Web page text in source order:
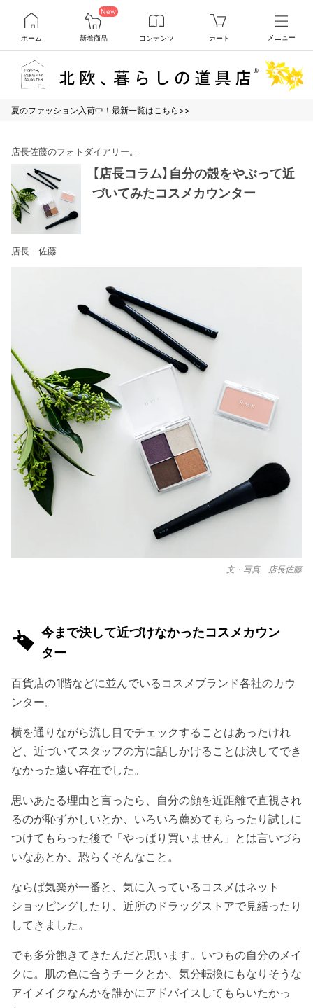
ホーム
New
新着商品 コンテンツ カート メニュー
夏のファッション入荷中！最新一覧はこちら>>
店長佐藤のフォトダイアリー。
【店長コラム】自分の殻をやぶって近
づいてみたコスメカウンター
店長 佐藤
文・写真 店長佐藤
今まで決して近づけなかったコスメカウン
ター
百貨店の1階などに並んでいるコスメブランド各社のカウ
ンター。
横を通りながら流し目でチェックすることはあったけれ
ど、近づいてスタッフの方に話しかけることは決してでき
なかった遠い存在でした。
思いあたる理由と言ったら、自分の顔を近距離で直視され
るのが恥ずかしいとか、いろいろ薦めてもらったり試しに
つけてもらった後で「やっぱり買いません」とは言いづら
いなあとか、恐らくそんなこと。
ならば気楽が一番と、気に入っているコスメはネット
ショッピングしたり、近所のドラッグストアで見繕ったり
してきました。
でも多分飽きてきたんだと思います。いつもの自分のメイ
クに。肌の色に合うチークとか、気分転換にもなりそうな
アイメイクなんかを誰かにアドバイスしてもらいたかっ